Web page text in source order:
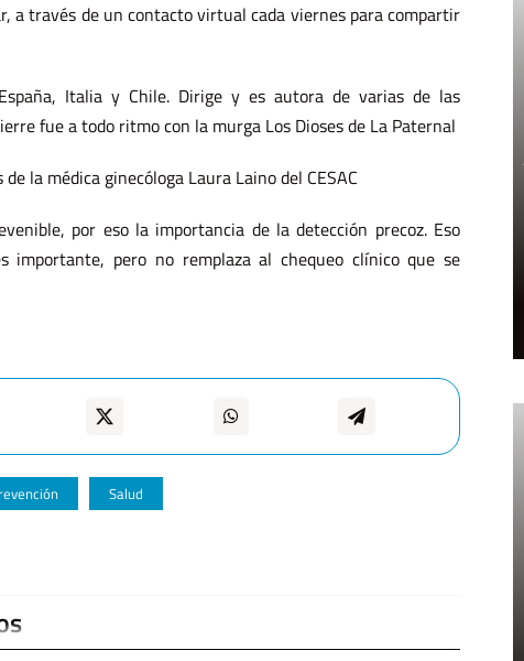
a través de un contacto virtual cada viernes para compartir
Italia y Chile. Dirige y es autora de varias de las
fue a todo ritmo con la murga Los Dioses de La Paternal
la médica ginecóloga Laura Laino del CESAC
por eso la importancia de la detección precoz. Eso
importante, pero no remplaza al chequeo clínico que se
Salud